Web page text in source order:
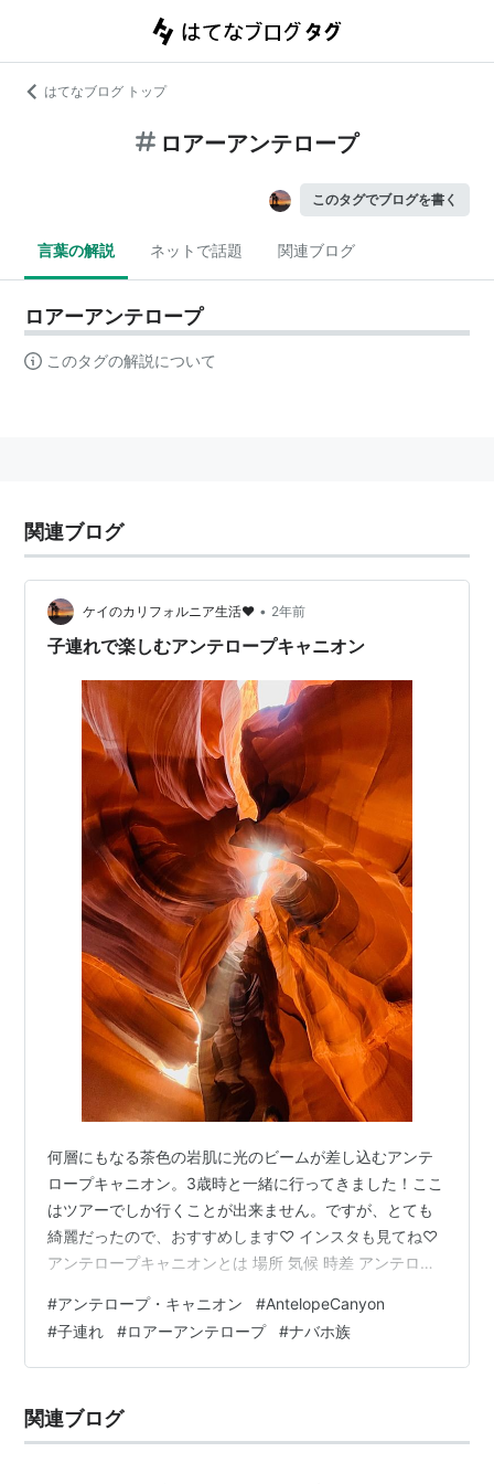
はてなブログ トップ
ロアーアンテロープ
このタグでブログを書く
言葉の解説 ネットで話題 関連ブログ
ロアーアンテロープ
このタグの解説について
関連ブログ
ケイのカリフォルニア生活♥︎ • 2年前
子連れで楽しむアンテロープキャニオン
何層にもなる茶色の岩肌に光のビームが差し込むアンテ
ロープキャニオン。3歳時と一緒に行ってきました！ここ
はツアーでしか行くことが出来ません。ですが、とても
綺麗だったので、おすすめします♡ インスタも見てね♡
アンテロープキャニオンとは 場所 気候 時差 アンテロー
ッパーキャニオン / Upper Antelope Canyon ロウアーキ
ャニオン / Lower Antelope Canyon キャニオンX /
Antelope Canyon X 観光するにはツアーに参加する 持ち
ツアー…
#アンテロープ・キャニオン #AntelopeCanyon
#子連れ #ロアーアンテロープ #ナバホ族
関連ブログ